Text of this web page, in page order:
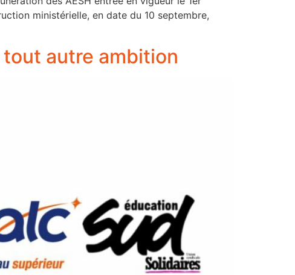
ministérielle, en date du 10 septembre,
tout autre ambition